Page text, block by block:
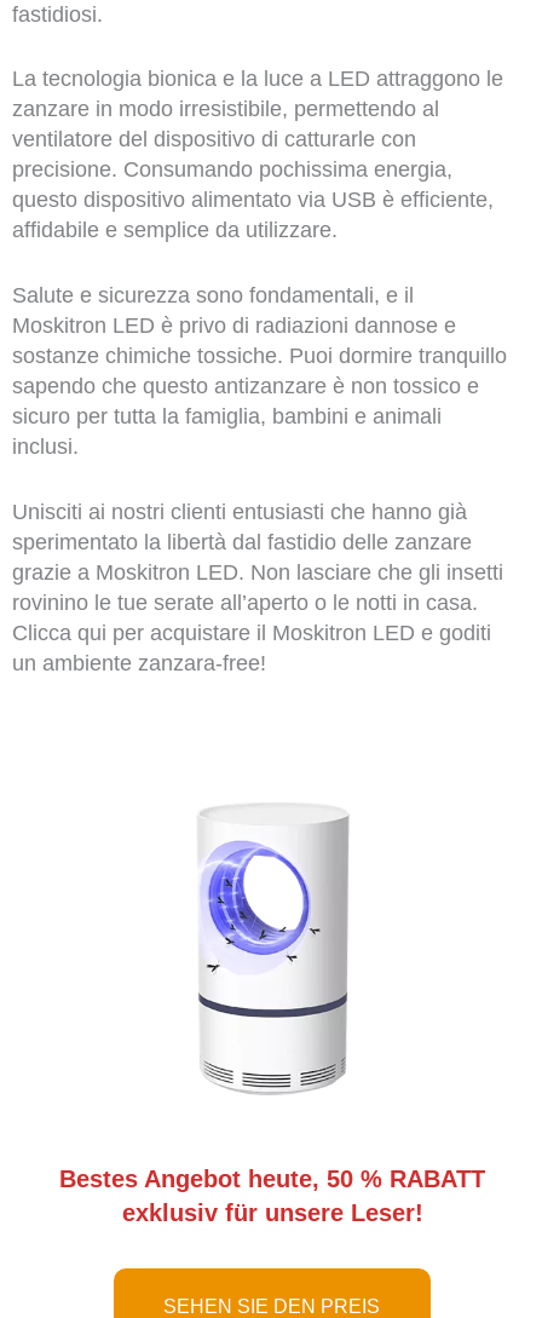
fastidiosi.
La tecnologia bionica e la luce a LED attraggono le
zanzare in modo irresistibile, permettendo al
ventilatore del dispositivo di catturarle con
precisione. Consumando pochissima energia,
questo dispositivo alimentato via USB è efficiente,
affidabile e semplice da utilizzare.
Salute e sicurezza sono fondamentali, e il
Moskitron LED è privo di radiazioni dannose e
sostanze chimiche tossiche. Puoi dormire tranquillo
sapendo che questo antizanzare è non tossico e
sicuro per tutta la famiglia, bambini e animali
inclusi.
Unisciti ai nostri clienti entusiasti che hanno già
sperimentato la libertà dal fastidio delle zanzare
grazie a Moskitron LED. Non lasciare che gli insetti
rovinino le tue serate all’aperto o le notti in casa.
Clicca qui per acquistare il Moskitron LED e goditi
un ambiente zanzara-free!
Bestes Angebot heute, 50 % RABATT
exklusiv für unsere Leser!
SEHEN SIE DEN PREIS